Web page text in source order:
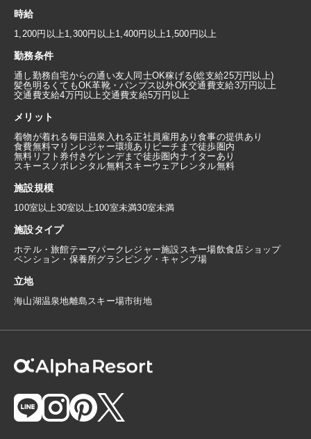
時給
1,200円以上1,300円以上1,400円以上1,500円以上
勤務条件
通し勤務自宅からの通い友人同士OK稼げる(総支給25万円以上)
髪色明るくてもOK革靴・パンプス以外OK交通費支給3万円以上
交通費支給4万円以上交通費支給5万円以上
メリット
着物が着れる毎日温泉入れる正社員雇用あり食事の提供あり
食費無料マリンレジャー環境あり ビーチまで徒歩圏内
無料リフト券付きゲレンデまで徒歩圏内ナイターあり
スキースノボレンタル無料スキーウェアレンタル無料
施設規模
100室以上30室以上100室未満30室未満
施設タイプ
ホテル・旅館テーマパーク レジャー施設 スキー場飲食店ショップ
ペンション・保養所グランピング・キャンプ場
立地
海山湖温泉地離島 スキー場市街地